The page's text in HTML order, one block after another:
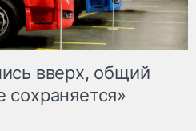
вверх, общий